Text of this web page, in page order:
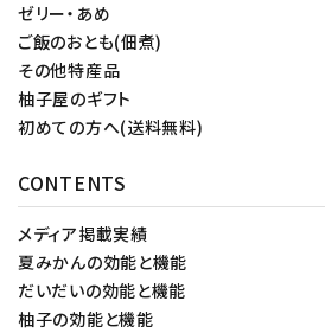
ゼリー・あめ
ご飯のおとも(佃煮)
その他特産品
柚子屋のギフト
初めての方へ(送料無料)
CONTENTS
メディア掲載実績
夏みかんの効能と機能
だいだいの効能と機能
柚子の効能と機能